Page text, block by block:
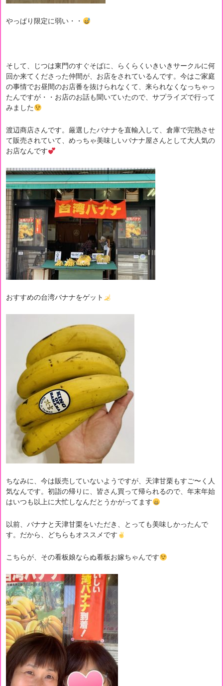
やっぱり限定に弱い・・
そして、じつは東門のすぐそばに、らくらくいきいきサークルに何
回か来てくださった仲間が、お店をされているんです。今はご家庭
の事情でお昼間のお店番を抜けられなくて、来られなくなっちゃっ
たんですが・・お店のお話も聞いていたので、サプライズで行って
みました
渡辺商店さんです。厳選したバナナを直輸入して、倉庫で完熟させ
て販売されていて、めっちゃ美味しいバナナ屋さんとして大人気の
お店なんです
おすすめの台湾バナナをゲット
ちなみに、今は販売していないようですが、天津甘栗もすご〜く人
気なんです。初詣の帰りに、皆さん買って帰られるので、年末年始
はいつも以上に大忙しなんだとうかがってます
以前、バナナと天津甘栗をいただき、とっても美味しかったんで
す。だから、どちらもオススメです
こちらが、その看板娘ならぬ看板お嫁ちゃんです